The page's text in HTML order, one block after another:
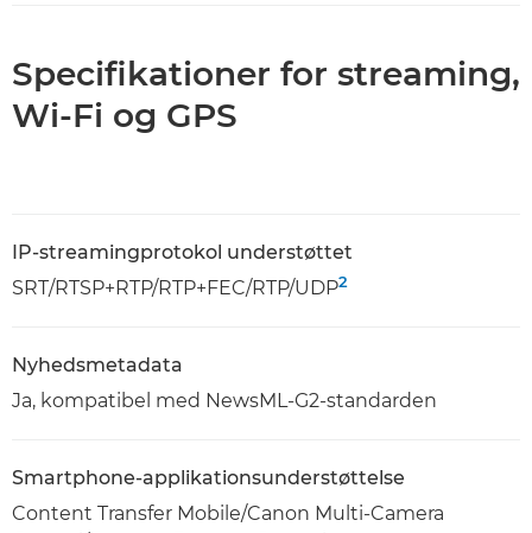
Specifikationer for streaming,
Wi-Fi og GPS
IP-streamingprotokol understøttet
SRT/RTSP+RTP/RTP+FEC/RTP/UDP2
Nyhedsmetadata
Ja, kompatibel med NewsML-G2-standarden
Smartphone-applikationsunderstøttelse
Content Transfer Mobile/Canon Multi-Camera